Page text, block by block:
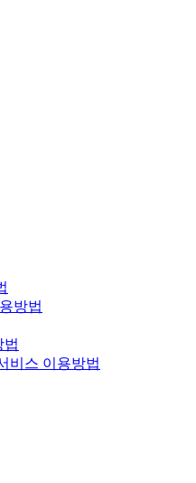
방법
법
비스 이용방법